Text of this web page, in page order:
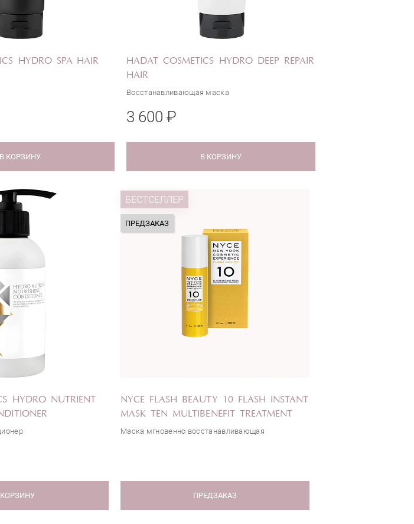
HYDRO SPA HAIR
В КОРЗИНУ
HADAT COSMETICS HYDRO DEEP REPAIR
HAIR
Восстанавливающая маска
3 600 ₽
В КОРЗИНУ
HYDRO NUTRIENT
БЕСТСЕЛЛЕР
ПРЕДЗАКАЗ
NYCE FLASH BEAUTY 10 FLASH INSTANT
MASK TEN MULTIBENEFIT TREATMENT
Маска мгновенно восстанавливающая
ПРЕДЗАКАЗ